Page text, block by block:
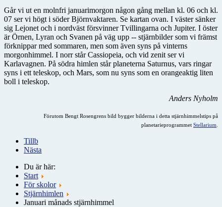
Går vi ut en molnfri januarimorgon någon gång mellan kl. 06 och kl.
07 ser vi högt i söder Björnvaktaren. Se kartan ovan. I väster sänker
sig Lejonet och i nordväst försvinner Tvillingarna och Jupiter. I öster
är Örnen, Lyran och Svanen på väg upp -- stjärnbilder som vi främst
förknippar med sommaren, men som även syns på vinterns
morgonhimmel. I norr står Cassiopeia, och vid zenit ser vi
Karlavagnen. På södra himlen står planeterna Saturnus, vars ringar
syns i ett teleskop, och Mars, som nu syns som en orangeaktig liten
boll i teleskop.
Anders Nyholm
Förutom Bengt Rosengrens bild bygger bilderna i detta stjärnhimmelstips på
planetarieprogrammet Stellarium
Tillb
Nästa
Du är här:
Start
För skolor
Stjärnhimlen
Januari månads stjärnhimmel